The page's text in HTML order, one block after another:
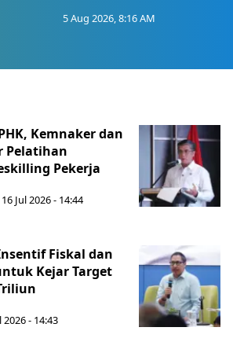
5 Aug 2026, 8:16 AM
Kemnaker dan
Pelatihan
Pekerja
Jul 2026 - 14:44
Fiskal dan
Kejar Target
2026 - 14:43